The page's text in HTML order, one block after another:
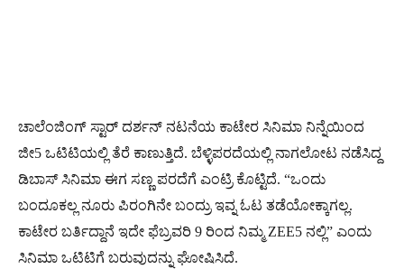
ಚಾಲೆಂಜಿಂಗ್ ಸ್ಟಾರ್ ದರ್ಶನ್ ನಟನೆಯ ಕಾಟೇರ ಸಿನಿಮಾ ನಿನ್ನೆಯಿಂದ
ಜೀ5 ಒಟಿಟಿಯಲ್ಲಿ ತೆರೆ ಕಾಣುತ್ತಿದೆ. ಬೆಳ್ಳಿಪರದೆಯಲ್ಲಿ ನಾಗಲೋಟ ನಡೆಸಿದ್ದ
ಡಿಬಾಸ್ ಸಿನಿಮಾ ಈಗ ಸಣ್ಣ ಪರದೆಗೆ ಎಂಟ್ರಿ ಕೊಟ್ಟಿದೆ. “ಒಂದು
ಬಂದೂಕಲ್ಲ ನೂರು ಪಿರಂಗಿನೇ ಬಂದ್ರು ಇವ್ನ ಓಟ ತಡೆಯೋಕ್ಕಾಗಲ್ಲ.
ಕಾಟೇರ ಬರ್ತಿದ್ದಾನೆ ಇದೇ ಫೆಬ್ರವರಿ 9 ರಿಂದ ನಿಮ್ಮ ZEE5 ನಲ್ಲಿ” ಎಂದು
ಸಿನಿಮಾ ಒಟಿಟಿಗೆ ಬರುವುದನ್ನು ಘೋಷಿಸಿದೆ.